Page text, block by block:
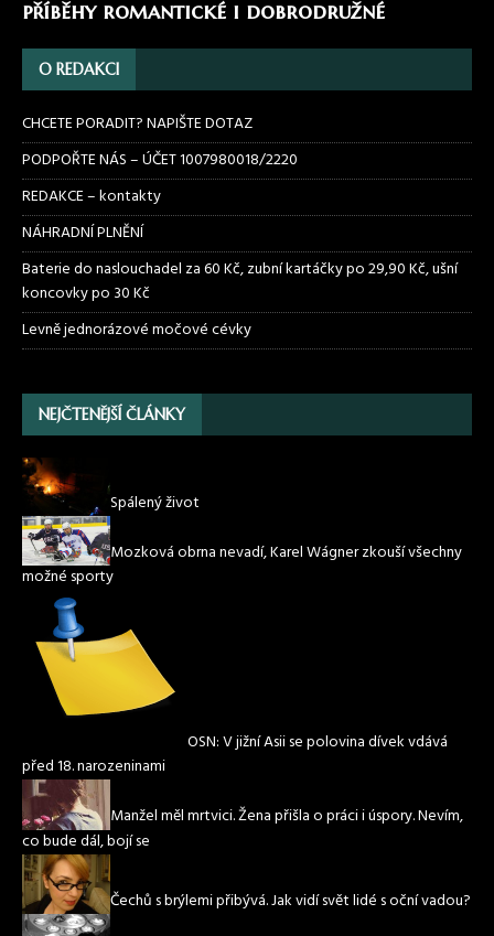
příběhy romantické i dobrodružné
O REDAKCI
CHCETE PORADIT? NAPIŠTE DOTAZ
PODPOŘTE NÁS – ÚČET 1007980018/2220
REDAKCE – kontakty
NÁHRADNÍ PLNĚNÍ
Baterie do naslouchadel za 60 Kč, zubní kartáčky po 29,90 Kč, ušní
koncovky po 30 Kč
Levně jednorázové močové cévky
NEJČTENĚJŠÍ ČLÁNKY
Spálený život
Mozková obrna nevadí, Karel Wágner zkouší všechny
možné sporty
OSN: V jižní Asii se polovina dívek vdává
před 18. narozeninami
Manžel měl mrtvici. Žena přišla o práci i úspory. Nevím,
co bude dál, bojí se
Čechů s brýlemi přibývá. Jak vidí svět lidé s oční vadou?